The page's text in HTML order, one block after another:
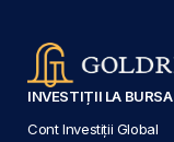
INVESTIȚII LA BURSA
Cont Investiții Global